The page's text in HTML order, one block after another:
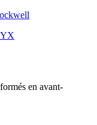
en avant-